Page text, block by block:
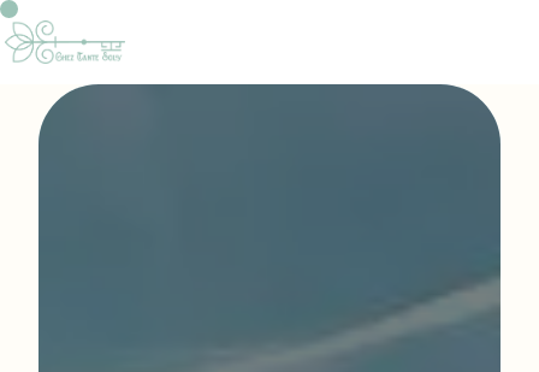
Panneau de gestion des cookies